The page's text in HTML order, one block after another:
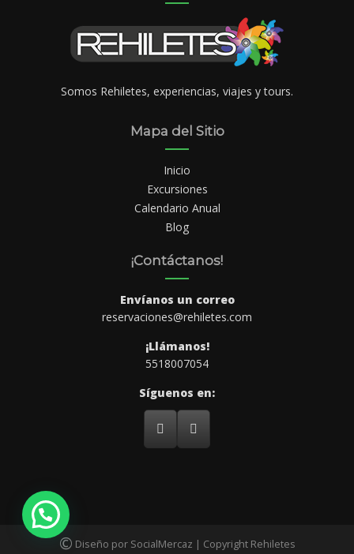
Somos Rehiletes, experiencias, viajes y tours.
Mapa del Sitio
Inicio
Excursiones
Calendario Anual
Blog
¡Contáctanos!
Envíanos un correo
reservaciones@rehiletes.com
¡Llámanos!
5518007054
Síguenos en:
© Diseño por SocialMercaz | Copyright Rehiletes